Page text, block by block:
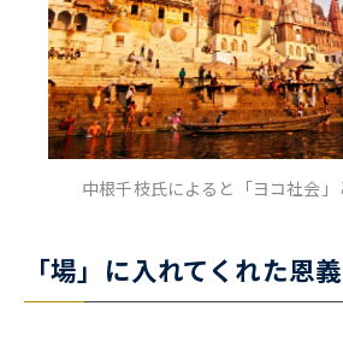
中根千枝氏によると「ヨコ社会
「場」に入れてくれた恩